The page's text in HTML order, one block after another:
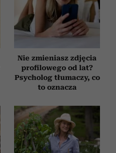
Nie zmieniasz zdjęcia
profilowego od lat?
Psycholog tłumaczy, co
to oznacza